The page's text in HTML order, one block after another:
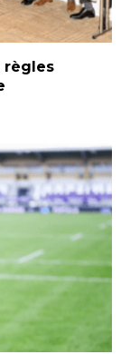
règles